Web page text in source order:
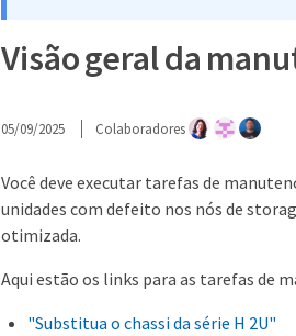
Visão geral da
05/09/2025 Colaboradores
Você deve executar tarefas de
unidades com defeito nos nós de
otimizada.
Aqui estão os links para as tarefas de
"Substitua o chassi da série H 2U"